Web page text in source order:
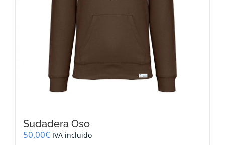
Sudadera Oso
50,00€ IVA incluido